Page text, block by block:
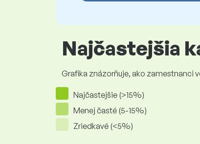
Najčastejšia
Grafika znázorňuje, ako zamestnanci
Najčastejšie (>15%)
Menej časté (5-15%)
Zriedkavé (<5%)